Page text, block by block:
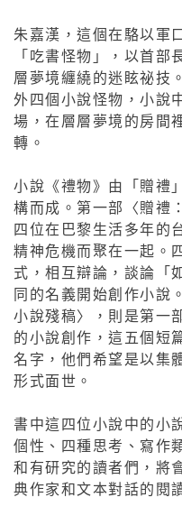
朱嘉漢，這個在駱以軍
「吃書怪物」，以首部
層夢境纏繞的迷眩祕技
外四個小說怪物，小說
場，在層層夢境的房間
轉。
小說《禮物》由「贈禮
構而成。第一部〈贈禮
四位在巴黎生活多年的
精神危機而聚在一起。
式，相互辯論，談論「
同的名義開始創作小說
小說殘稿〉，則是第一
的小說創作，這五個短
名字，他們希望是以集
形式面世。
書中這四位小說中的小
個性、四種思考、寫作
和有研究的讀者們，將
典作家和文本對話的閱